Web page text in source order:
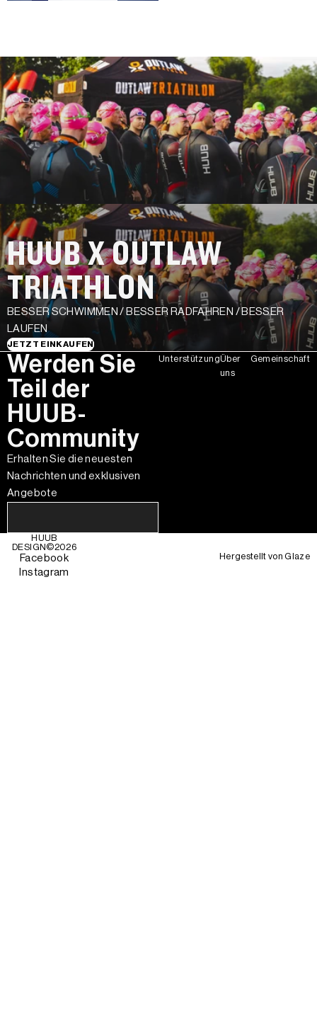
HUUB X OUTLAW
TRIATHLON
BESSER SCHWIMMEN / BESSER RADFAHREN / BESSER
LAUFEN
JETZT EINKAUFEN
Werden Sie
Teil der
HUUB-
Community
Erhalten Sie die neuesten
Nachrichten und exklusiven
Angebote
UnterstützungÜber
uns
Gemeinschaft
HUUB
DESIGN©2026
Facebook
Instagram
Hergestellt vonGlaze